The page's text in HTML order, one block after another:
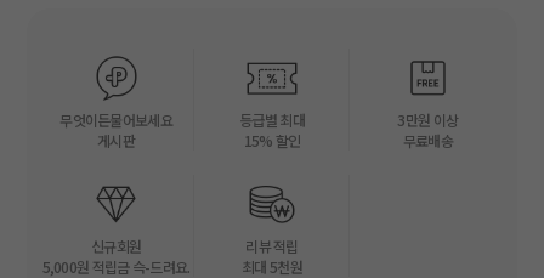
무엇이든물어보세요
게시판
등급별 최대
15% 할인
3만원 이상
무료배송
신규회원
5,000원 적립금 슥-드려요.
리뷰 적립
최대 5천원